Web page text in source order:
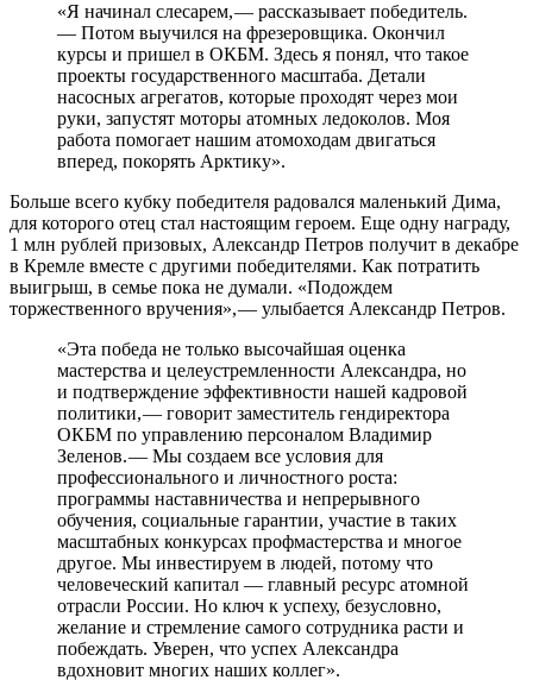
«Я начинал слесарем, — ​рассказывает победитель.
— ​Потом выучился на фрезеровщика. Окончил
курсы и пришел в ОКБМ. Здесь я понял, что такое
проекты государственного масштаба. Детали
насосных агрегатов, которые проходят через мои
руки, запустят моторы атомных ледоколов. Моя
работа помогает нашим атомоходам двигаться
вперед, покорять Арктику».
Больше всего кубку победителя радовался маленький Дима,
для которого отец стал настоящим героем. Еще одну награду,
1 млн рублей призовых, Александр Петров получит в декабре
в Кремле вместе с другими победителями. Как потратить
выигрыш, в семье пока не думали. «Подождем
торжественного вручения», — ​улыбается Александр Петров.
«Эта победа не только ​высочайшая оценка
мастерства и целеустремленности Александра, но
и подтверждение эффективности нашей кадровой
политики, — ​говорит заместитель гендиректора
ОКБМ по управлению персоналом Владимир
Зеленов. — ​Мы создаем все условия для
профессионального и личностного роста:
программы наставничества и непрерывного
обучения, социальные гарантии, участие в таких
масштабных конкурсах профмастерства и многое
другое. Мы инвестируем в людей, потому что
человеческий капитал — ​главный ресурс атомной
отрасли России. Но ключ к успеху, безусловно,
желание и стремление самого сотрудника расти и
побеждать. Уверен, что успех Александра
вдохновит многих наших коллег».